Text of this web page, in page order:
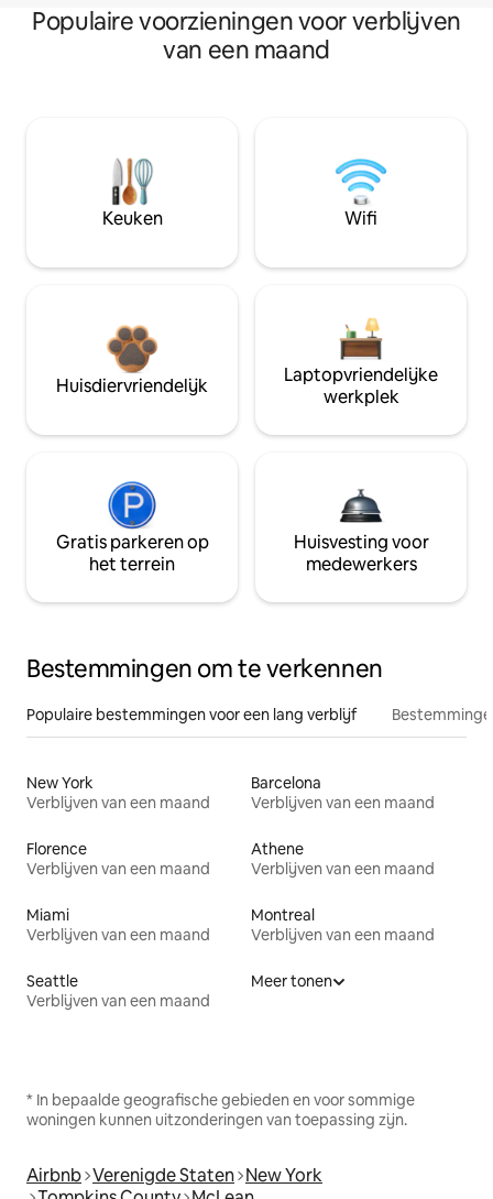
Populaire voorzieningen voor verblijven
van een maand
Keuken Wifi
Huisdiervriendelijk
Laptopvriendelijke
werkplek
Gratis parkeren op
het terrein
Huisvesting voor
medewerkers
Bestemmingen om te verkennen
Populaire bestemmingen voor een lang verblijf
New York
Verblijven van een maand
Barcelona
Verblijven van een maand
Florence
Verblijven van een maand
Athene
Verblijven van een maand
Miami
Verblijven van een maand
Montreal
Verblijven van een maand
Seattle
Verblijven van een maand
Meer tonen
* In bepaalde geografische gebieden en voor sommige
woningen kunnen uitzonderingen van toepassing zijn.
Airbnb Verenigde Staten New York